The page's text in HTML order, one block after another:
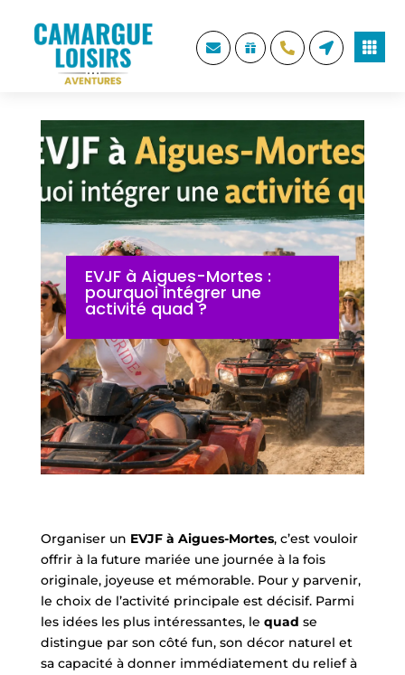
    
EVJF à Aigues-Mortes :
pourquoi intégrer une
activité quad ?
Organiser un EVJF à Aigues-Mortes, c’est vouloir
offrir à la future mariée une journée à la fois
originale, joyeuse et mémorable. Pour y parvenir,
le choix de l’activité principale est décisif. Parmi
les idées les plus intéressantes, le quad se
distingue par son côté fun, son décor naturel et
sa capacité à donner immédiatement du relief à